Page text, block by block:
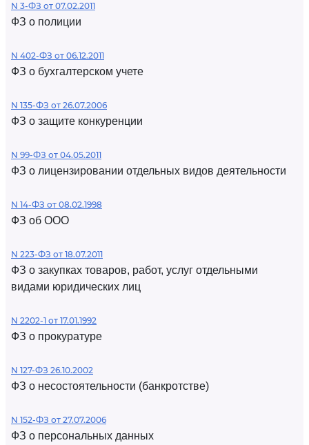
N 3-ФЗ от 07.02.2011
ФЗ о полиции
N 402-ФЗ от 06.12.2011
ФЗ о бухгалтерском учете
N 135-ФЗ от 26.07.2006
ФЗ о защите конкуренции
N 99-ФЗ от 04.05.2011
ФЗ о лицензировании отдельных видов деятельности
N 14-ФЗ от 08.02.1998
ФЗ об ООО
N 223-ФЗ от 18.07.2011
ФЗ о закупках товаров, работ, услуг отдельными
видами юридических лиц
N 2202-1 от 17.01.1992
ФЗ о прокуратуре
N 127-ФЗ 26.10.2002
ФЗ о несостоятельности (банкротстве)
N 152-ФЗ от 27.07.2006
ФЗ о персональных данных